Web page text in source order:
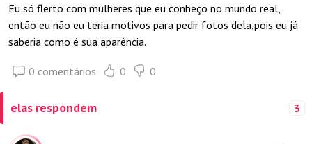
Eu só flerto com mulheres que eu conheço no mundo real,
então eu não eu teria motivos para pedir fotos dela,pois eu já
saberia como é sua aparência.
0 comentários 0 0
elas respondem 3